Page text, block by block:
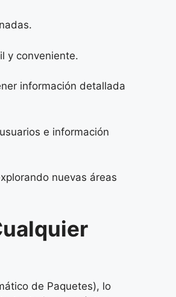
y conveniente.
información detallada
e información
nuevas áreas
de Paquetes), lo